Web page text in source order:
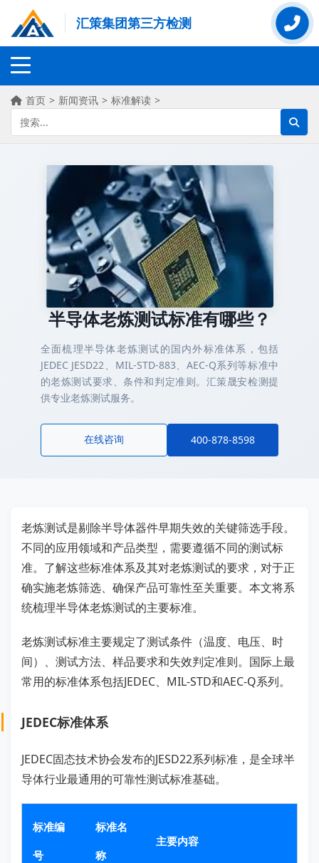
汇策集团第三方检测
首页 > 新闻资讯 > 标准解读 >
半导体老炼测试标准有哪些？
全面梳理半导体老炼测试的国内外标准体系，包括
JEDEC JESD22、MIL-STD-883、AEC-Q系列等标准中
的老炼测试要求、条件和判定准则。汇策晟安检测提
供专业老炼测试服务。
在线咨询 400-878-8598
老炼测试是剔除半导体器件早期失效的关键筛选手段。
不同的应用领域和产品类型，需要遵循不同的测试标
准。了解这些标准体系及其对老炼测试的要求，对于正
确实施老炼筛选、确保产品可靠性至关重要。本文将系
统梳理半导体老炼测试的主要标准。
老炼测试标准主要规定了测试条件（温度、电压、时
间）、测试方法、样品要求和失效判定准则。国际上最
常用的标准体系包括JEDEC、MIL-STD和AEC-Q系列。
JEDEC标准体系
JEDEC固态技术协会发布的JESD22系列标准，是全球半
导体行业最通用的可靠性测试标准基础。
标准编
号
标准名
称
主要内容